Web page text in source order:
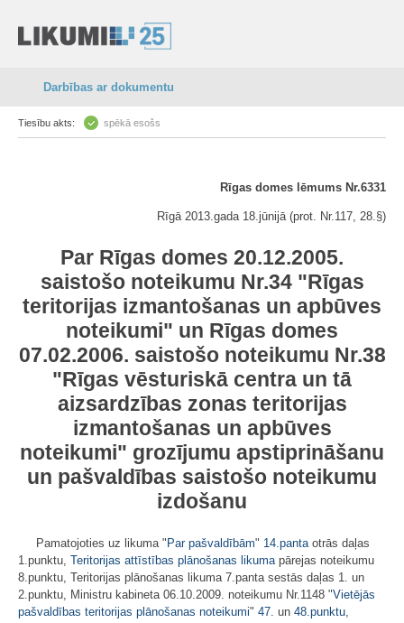
Darbības ar dokumentu
Tiesību akts: spēkā esošs
Rīgas domes lēmums Nr.6331
Rīgā 2013.gada 18.jūnijā (prot. Nr.117, 28.§)
Par Rīgas domes 20.12.2005.
saistošo noteikumu Nr.34 "Rīgas
teritorijas izmantošanas un apbūves
noteikumi" un Rīgas domes
07.02.2006. saistošo noteikumu Nr.38
"Rīgas vēsturiskā centra un tā
aizsardzības zonas teritorijas
izmantošanas un apbūves
noteikumi" grozījumu apstiprināšanu
un pašvaldības saistošo noteikumu
izdošanu
Pamatojoties uz likuma " Par pašvaldībām" 14.pantaotrās daļas
1.punktu, Teritorijas attīstības plānošanas likumapārejas noteikumu
8.punktu, Teritorijas plānošanas likuma 7.panta sestās daļas 1. un
2.punktu, Ministru kabineta 06.10.2009. noteikumu Nr.1148 "Vietējās
pašvaldības teritorijas plānošanas noteikumi" 47. un 48.punktu,